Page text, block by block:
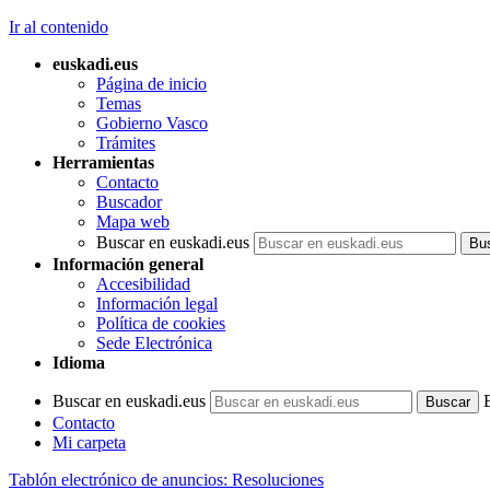
Ir al contenido
euskadi.eus
Página de inicio
Temas
Gobierno Vasco
Trámites
Herramientas
Contacto
Buscador
Mapa web
Buscar en euskadi.eus
Información general
Accesibilidad
Información legal
Política de cookies
Sede Electrónica
Idioma
Buscar en euskadi.eus
Contacto
Mi carpeta
Tablón electrónico de anuncios: Resoluciones